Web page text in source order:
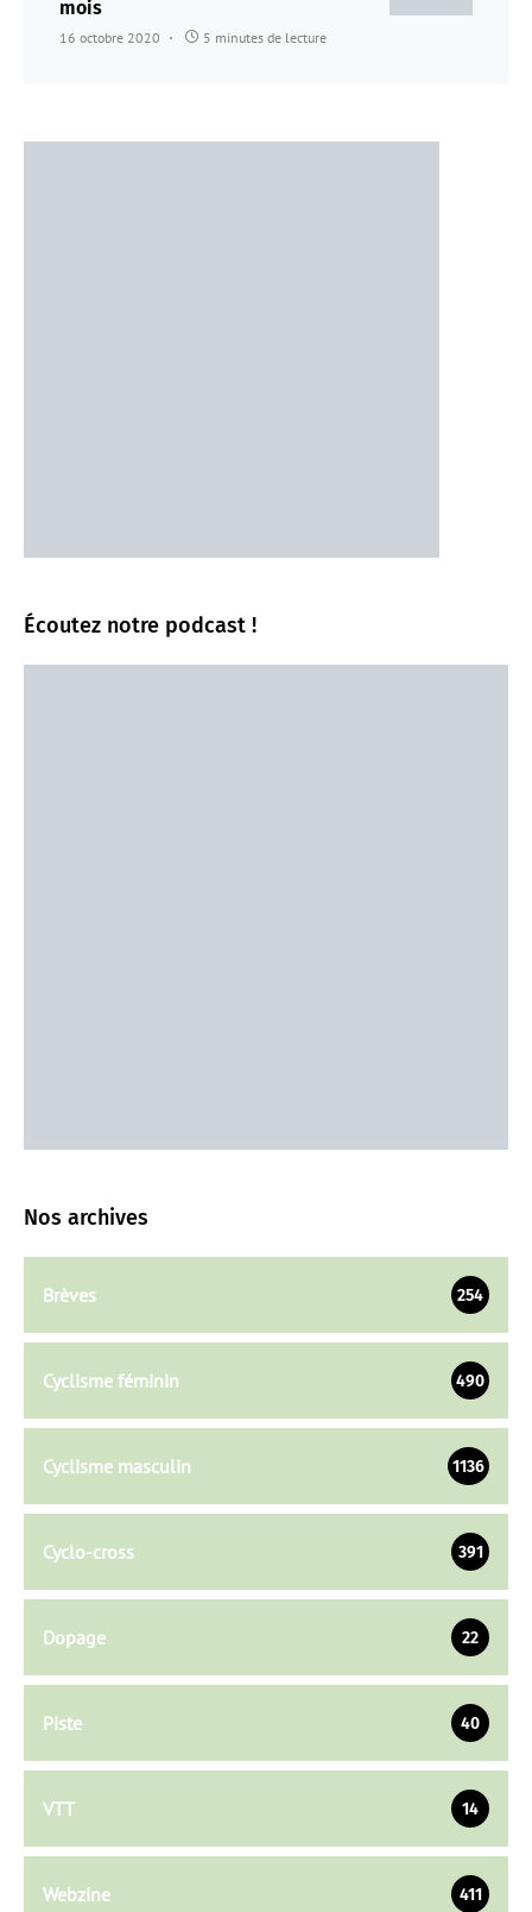
mois
16 octobre 2020 5 minutes de lecture
Écoutez notre podcast !
Nos archives
Brèves 254
Cyclisme féminin 490
Cyclisme masculin 1136
Cyclo-cross 391
Dopage 22
Piste 40
VTT 14
Webzine 411